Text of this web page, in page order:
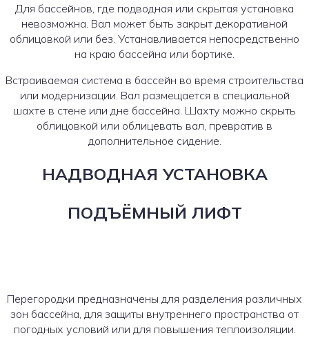
Для бассейнов, где подводная или скрытая установка
невозможна. Вал может быть закрыт декоративной
облицовкой или без. Устанавливается непосредственно
на краю бассейна или бортике.
Встраиваемая система в бассейн во время строительства
или модернизации. Вал размещается в специальной
шахте в стене или дне бассейна. Шахту можно скрыть
облицовкой или облицевать вал, превратив в
дополнительное сидение.
НАДВОДНАЯ УСТАНОВКА
ПОДЪЁМНЫЙ ЛИФТ
Перегородки предназначены для разделения различных
зон бассейна, для защиты внутреннего пространства от
погодных условий или для повышения теплоизоляции.